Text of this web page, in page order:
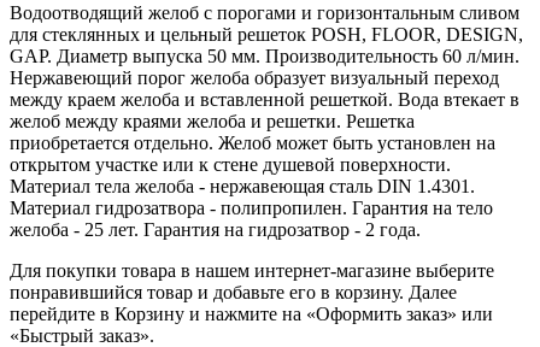
Водоотводящий желоб с порогами и горизонтальным сливом
для стеклянных и цельный решеток POSH, FLOOR, DESIGN,
GAP. Диаметр выпуска 50 мм. Производительность 60 л/мин.
Нержавеющий порог желоба образует визуальный переход
между краем желоба и вставленной решеткой. Вода втекает в
желоб между краями желоба и решетки. Решетка
приобретается отдельно. Желоб может быть установлен на
открытом участке или к стене душевой поверхности.
Материал тела желоба - нержавеющая сталь DIN 1.4301.
Материал гидрозатвора - полипропилен. Гарантия на тело
желоба - 25 лет. Гарантия на гидрозатвор - 2 года.
Для покупки товара в нашем интернет-магазине выберите
понравившийся товар и добавьте его в корзину. Далее
перейдите в Корзину и нажмите на «Оформить заказ» или
«Быстрый заказ».